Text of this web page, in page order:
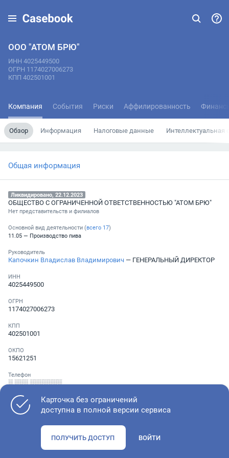
ООО "АТОМ БРЮ"
ИНН 4025449500
ОГРН 1174027006273
КПП 402501001
Компания События Риски Аффилированность
Обзор Информация Налоговые данные Интеллектуальная
Общая информация
Ликвидировано, 22.12.2023
ОБЩЕСТВО С ОГРАНИЧЕННОЙ ОТВЕТСТВЕННОСТЬЮ "АТОМ БРЮ"
Нет представительств и филиалов
Основной вид деятельности (всего 17)
11.05 — Производство пива
Руководитель
Капочкин Владислав Владимирович — ГЕНЕРАЛЬНЫЙ ДИРЕКТОР
ИНН
4025449500
ОГРН
1174027006273
КПП
402501001
ОКПО
15621251
Телефон
░ ░░░ ░░░░░░░
Проверьте учредительные документы, адрес регистрации и
Карточка без ограничений
доступна в полной версии сервиса
ПОЛУЧИТЬ ДОСТУП ВОЙТИ